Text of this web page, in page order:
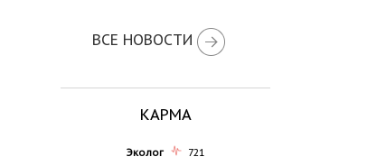
ВСЕ НОВОСТИ
КАРМА
Эколог
721